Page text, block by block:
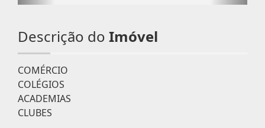
Descrição do Imóvel
COMÉRCIO
COLÉGIOS
ACADEMIAS
CLUBES